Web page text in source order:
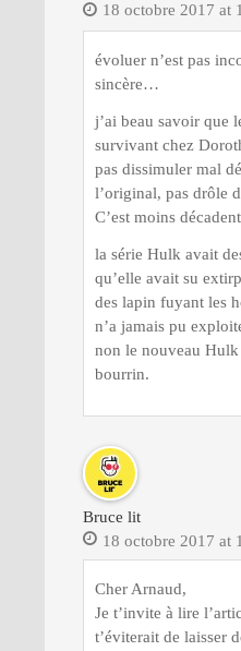
18 octobre 2017 at
évoluer n’est pas
sincère…
j’ai beau savoir que
survivant chez
pas dissimuler mal
l’original, pas drôle
C’est moins
la série Hulk avait
qu’elle avait su
des lapin fuyant les
n’a jamais pu
non le nouveau
bourrin.
Bruce lit
18 octobre 2017 at
Cher Arnaud,
Je t’invite à lire
t’éviterait de laisser